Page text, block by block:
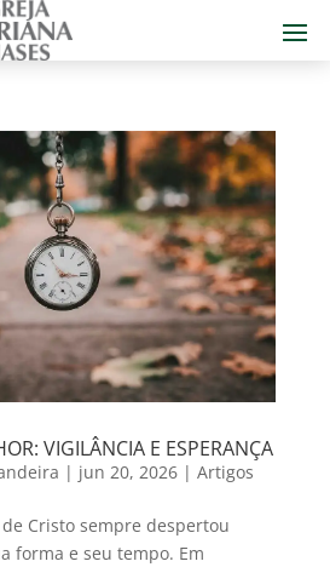
VIGILÂNCIA E ESPERANÇA
| jun 20, 2026| Artigos
Cristo sempre despertou
forma e seu tempo. Em